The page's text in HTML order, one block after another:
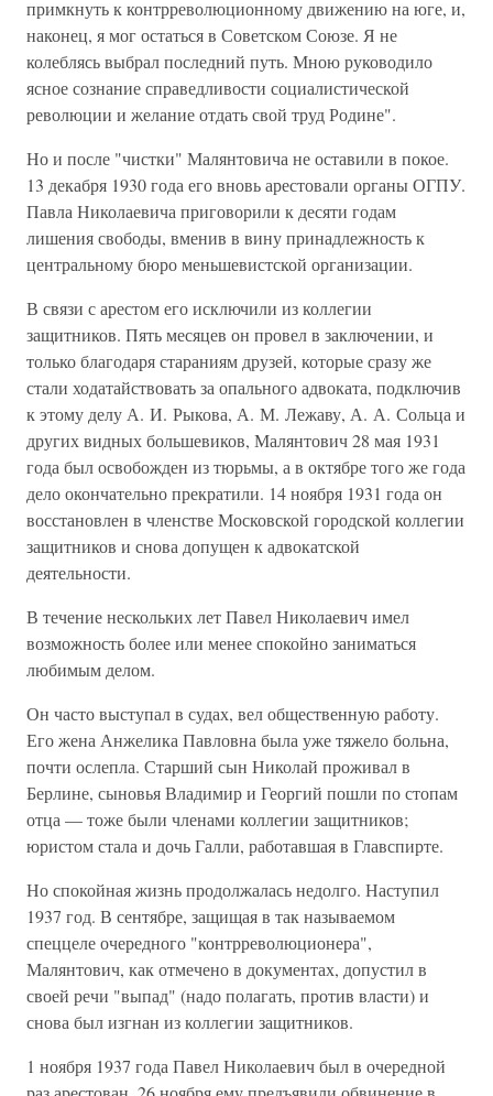
примкнуть к контрреволюционному движению на юге, и,
наконец, я мог остаться в Советском Союзе. Я не
колеблясь выбрал последний путь. Мною руководило
ясное сознание справедливости социалистической
революции и желание отдать свой труд Родине".
Но и после "чистки" Малянтовича не оставили в покое.
13 декабря 1930 года его вновь арестовали органы ОГПУ.
Павла Николаевича приговорили к десяти годам
лишения свободы, вменив в вину принадлежность к
центральному бюро меньшевистской организации.
В связи с арестом его исключили из коллегии
защитников. Пять месяцев он провел в заключении, и
только благодаря стараниям друзей, которые сразу же
стали ходатайствовать за опального адвоката, подключив
к этому делу А. И. Рыкова, А. М. Лежаву, А. А. Сольца и
других видных большевиков, Малянтович 28 мая 1931
года был освобожден из тюрьмы, а в октябре того же года
дело окончательно прекратили. 14 ноября 1931 года он
восстановлен в членстве Московской городской коллегии
защитников и снова допущен к адвокатской
деятельности.
В течение нескольких лет Павел Николаевич имел
возможность более или менее спокойно заниматься
любимым делом.
Он часто выступал в судах, вел общественную работу.
Его жена Анжелика Павловна была уже тяжело больна,
почти ослепла. Старший сын Николай проживал в
Берлине, сыновья Владимир и Георгий пошли по стопам
отца — тоже были членами коллегии защитников;
юристом стала и дочь Галли, работавшая в Главспирте.
Но спокойная жизнь продолжалась недолго. Наступил
1937 год. В сентябре, защищая в так называемом
спеццеле очередного "контрреволюционера",
Малянтович, как отмечено в документах, допустил в
своей речи "выпад" (надо полагать, против власти) и
снова был изгнан из коллегии защитников.
1 ноября 1937 года Павел Николаевич был в очередной